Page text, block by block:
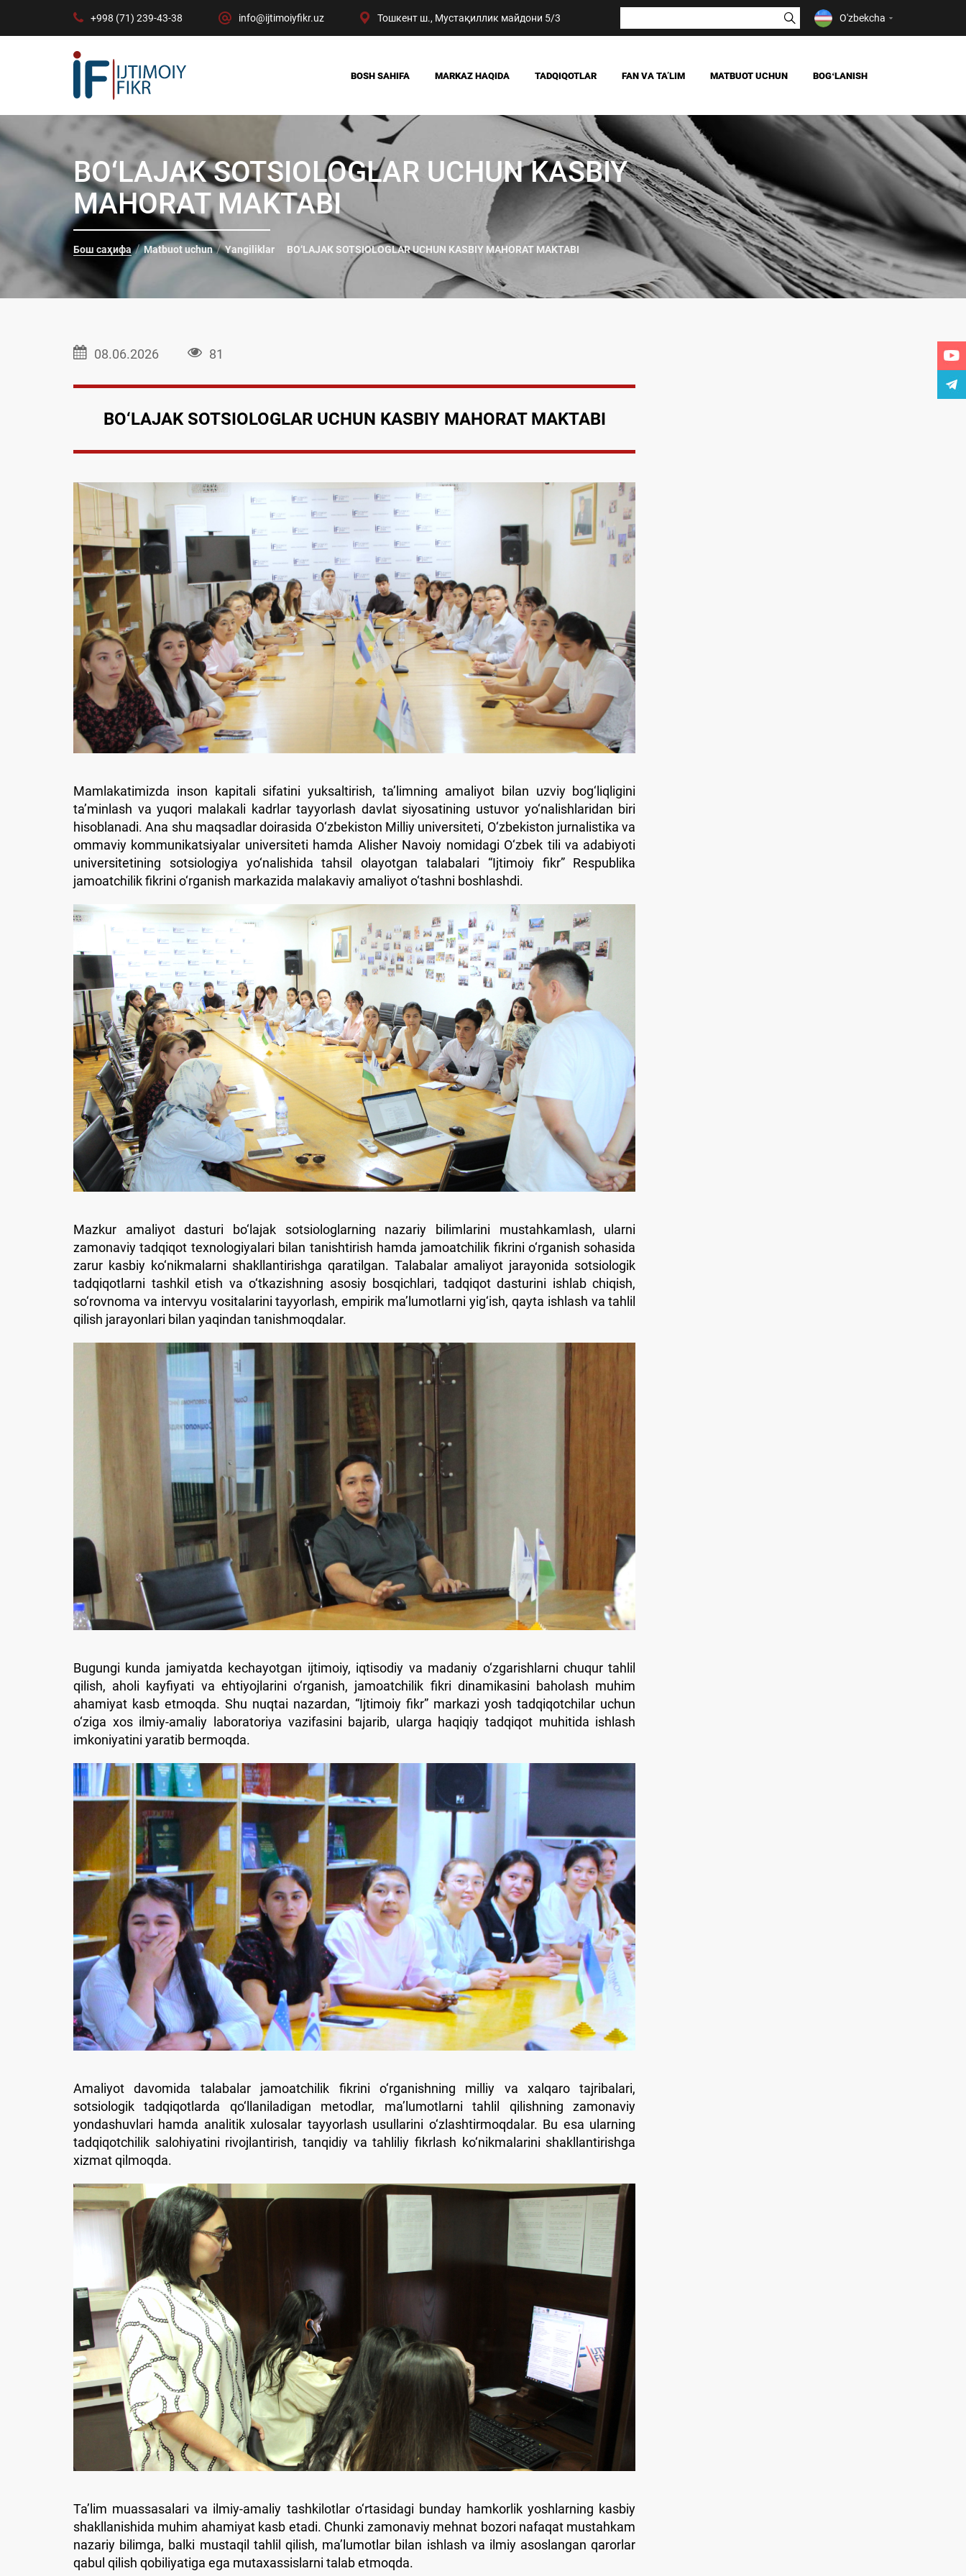
+998 (71) 239-43-38 info@ijtimoiyfikr.uz Тошкент ш., Мустақиллик майдони 5/3 O'zbekcha
BOSH SAHIFA MARKAZ HAQIDA
BIZNING YUTUQLARIMIZ
MARKAZ TUZILMASI
TADQIQOTLAR
JAMIYAT
SIYOSAT VA HUQUQ
IQTISODIYOT
DIGITAL SOTSIOLOGIYA
FAN VA TAʼLIM MATBUOT UCHUN
YANGILIKLAR
OAV BIZ HAQIMIZDA
BOGʻLANISH
BO‘LAJAK SOTSIOLOGLAR UCHUN KASBIY
MAHORAT MAKTABI
Бош саҳифа Matbuot uchun Yangiliklar BO‘LAJAK SOTSIOLOGLAR UCHUN KASBIY MAHORAT MAKTABI
08.06.2026 81
BO‘LAJAK SOTSIOLOGLAR UCHUN KASBIY MAHORAT MAKTABI
Mamlakatimizda inson kapitali sifatini yuksaltirish, ta’limning amaliyot bilan uzviy bog‘liqligini
ta’minlash va yuqori malakali kadrlar tayyorlash davlat siyosatining ustuvor yo‘nalishlaridan biri
hisoblanadi. Ana shu maqsadlar doirasida O‘zbekiston Milliy universiteti, O‘zbekiston jurnalistika va
ommaviy kommunikatsiyalar universiteti hamda Alisher Navoiy nomidagi O‘zbek tili va adabiyoti
universitetining sotsiologiya yo‘nalishida tahsil olayotgan talabalari “Ijtimoiy fikr” Respublika
jamoatchilik fikrini o‘rganish markazida malakaviy amaliyot o‘tashni boshlashdi.
Mazkur amaliyot dasturi bo‘lajak sotsiologlarning nazariy bilimlarini mustahkamlash, ularni
zamonaviy tadqiqot texnologiyalari bilan tanishtirish hamda jamoatchilik fikrini o‘rganish sohasida
zarur kasbiy ko‘nikmalarni shakllantirishga qaratilgan. Talabalar amaliyot jarayonida sotsiologik
tadqiqotlarni tashkil etish va o‘tkazishning asosiy bosqichlari, tadqiqot dasturini ishlab chiqish,
so‘rovnoma va intervyu vositalarini tayyorlash, empirik ma’lumotlarni yig‘ish, qayta ishlash va tahlil
qilish jarayonlari bilan yaqindan tanishmoqdalar.
Bugungi kunda jamiyatda kechayotgan ijtimoiy, iqtisodiy va madaniy o‘zgarishlarni chuqur tahlil
qilish, aholi kayfiyati va ehtiyojlarini o‘rganish, jamoatchilik fikri dinamikasini baholash muhim
ahamiyat kasb etmoqda. Shu nuqtai nazardan, “Ijtimoiy fikr” markazi yosh tadqiqotchilar uchun
o‘ziga xos ilmiy-amaliy laboratoriya vazifasini bajarib, ularga haqiqiy tadqiqot muhitida ishlash
imkoniyatini yaratib bermoqda.
Amaliyot davomida talabalar jamoatchilik fikrini o‘rganishning milliy va xalqaro tajribalari,
sotsiologik tadqiqotlarda qo‘llaniladigan metodlar, ma’lumotlarni tahlil qilishning zamonaviy
yondashuvlari hamda analitik xulosalar tayyorlash usullarini o‘zlashtirmoqdalar. Bu esa ularning
tadqiqotchilik salohiyatini rivojlantirish, tanqidiy va tahliliy fikrlash ko‘nikmalarini shakllantirishga
xizmat qilmoqda.
Ta’lim muassasalari va ilmiy-amaliy tashkilotlar o‘rtasidagi bunday hamkorlik yoshlarning kasbiy
shakllanishida muhim ahamiyat kasb etadi. Chunki zamonaviy mehnat bozori nafaqat mustahkam
nazariy bilimga, balki mustaqil tahlil qilish, ma’lumotlar bilan ishlash va ilmiy asoslangan qarorlar
qabul qilish qobiliyatiga ega mutaxassislarni talab etmoqda.